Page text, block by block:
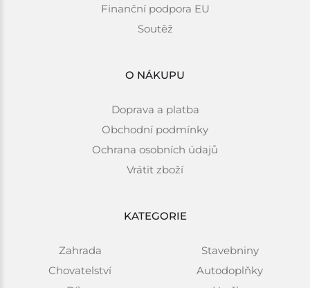
Finanční podpora EU
Soutěž
O NÁKUPU
Doprava a platba
Obchodní podmínky
Ochrana osobních údajů
Vrátit zboží
KATEGORIE
Zahrada
Chovatelství
Stavebniny
Autodoplňky